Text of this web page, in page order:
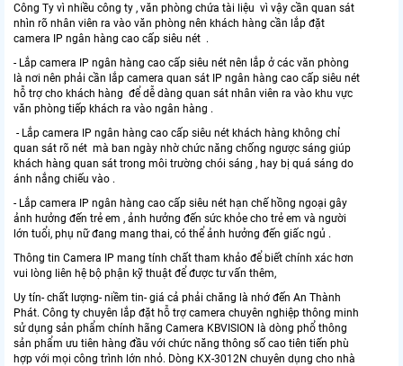
Công Ty vì nhiều công ty , văn phòng chứa tài liệu vì vậy cần quan sát
nhìn rõ nhân viên ra vào văn phòng nên khách hàng cần lắp đặt
camera IP ngân hàng cao cấp siêu nét .
- Lắp camera IP ngân hàng cao cấp siêu nét nên lắp ở các văn phòng
là nơi nên phải cần lắp camera quan sát IP ngân hàng cao cấp siêu nét
hỗ trợ cho khách hàng để dễ dàng quan sát nhân viên ra vào khu vực
văn phòng tiếp khách ra vào ngân hàng .
- Lắp camera IP ngân hàng cao cấp siêu nét khách hàng không chỉ
quan sát rõ nét mà ban ngày nhờ chức năng chống ngược sáng giúp
khách hàng quan sát trong môi trường chói sáng , hay bị quá sáng do
ánh nắng chiếu vào .
- Lắp camera IP ngân hàng cao cấp siêu nét hạn chế hồng ngoại gây
ảnh hưởng đến trẻ em , ảnh hưởng đến sức khỏe cho trẻ em và người
lớn tuổi, phụ nữ đang mang thai, có thể ảnh hưởng đến giấc ngủ .
Thông tin Camera IP mang tính chất tham khảo để biết chính xác hơn
vui lòng liên hệ bộ phận kỹ thuật để được tư vấn thêm,
Uy tín- chất lượng- niềm tin- giá cả phải chăng là nhớ đến An Thành
Phát. Công ty chuyên lắp đặt hỗ trợ camera chuyên nghiệp thông minh
sử dụng sản phẩm chính hãng Camera KBVISION là dòng phổ thông
sản phẩm ưu tiên hàng đầu với chức năng thông số cao tiên tiến phù
hợp với mọi công trình lớn nhỏ. Dòng KX-3012N chuyên dụng cho nhà